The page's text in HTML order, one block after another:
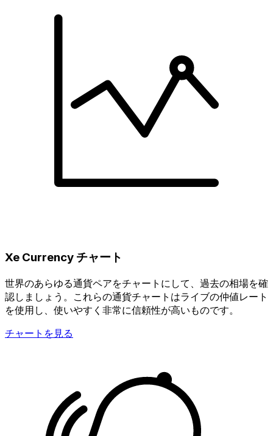
Xe Currency チャート
世界のあらゆる通貨ペアをチャートにして、過去の相場を確
認しましょう。これらの通貨チャートはライブの仲値レート
を使用し、使いやすく非常に信頼性が高いものです。
チャートを見る